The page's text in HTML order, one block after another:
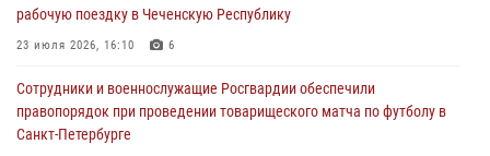
07 августа 2026, 12:20
выпуска «Легенды армии с Александром Маршалом»
07 августа 2026, 12:00
рабочую поездку в Чеченскую Республику
23 июля 2026, 16:10 6
Сотрудники и военнослужащие Росгвардии обеспечили
правопорядок при проведении товарищеского матча по футболу в
Санкт-Петербурге